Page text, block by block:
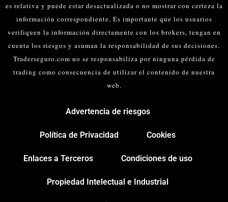
es relativa y puede estar desactualizada o no mostrar con certeza la
información correspondiente. Es importante que los usuarios
verifiquen la información directamente con los brokers, tengan en
cuenta los riesgos y asuman la responsabilidad de sus decisiones.
Traderseguro.com no se responsabiliza por ninguna pérdida de
trading como consecuencia de utilizar el contenido de nuestra
web.
Advertencia de riesgos
Política de Privacidad Cookies
Enlaces a Terceros Condiciones de uso
Propiedad Intelectual e Industrial